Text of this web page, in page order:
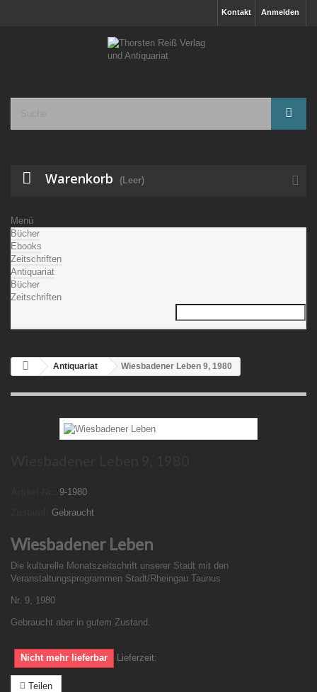
Anmelden
Kontakt
Warenkorb (Leer)
Menü
Bücher
Ebooks
Zeitschriften
Antiquariat
Bücher
Zeitschriften
Antiquariat Wiesbadener Leben 9, 1980
9-1980
Gebraucht
Wiesbadener Leben
Die kulturelle Monatszeitschrift unserer Stadt mit den
Veranstaltungsprogrammen Stadt/Rheingau Taunus
Nr. 9, 1980
Gebraucht aber in gutem Zustand.
Nicht mehr lieferbar Lieferzeit:
Teilen